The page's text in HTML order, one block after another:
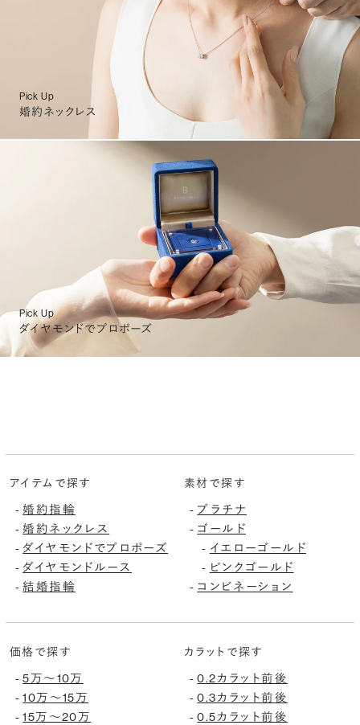
Pick Up
婚約ネックレス
Pick Up
ダイヤモンドでプロポーズ
アイテムで探す
-婚約指輪
-婚約ネックレス
-ダイヤモンドでプロポーズ
-ダイヤモンドルース
-結婚指輪
素材で探す
- プラチナ
- ゴールド
- イエローゴールド
- ピンクゴールド
- コンビネーション
価格で探す
-5万〜10万
-10万〜15万
-15万〜20万
カラットで探す
-0.2カラット前後
-0.3カラット前後
-0.5カラット前後